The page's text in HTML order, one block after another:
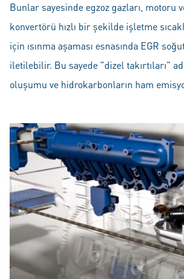
Bunlar sayesinde egzoz gazları, motoru
konvertörü hızlı bir şekilde işletme
için ısınma aşaması esnasında EGR
iletilebilir. Bu sayede "dizel takırtıları"
oluşumu ve hidrokarbonların ham